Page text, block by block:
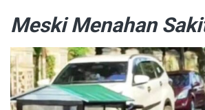
Meski Menahan